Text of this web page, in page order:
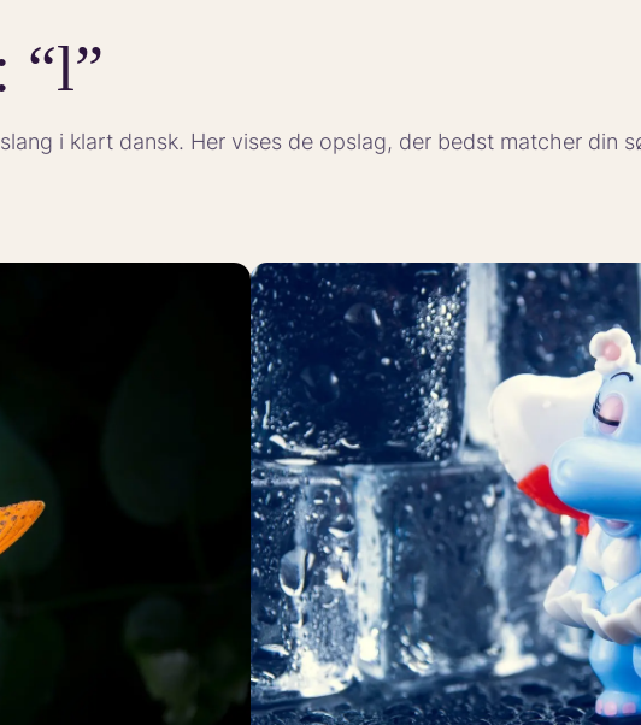
“l”
i klart dansk. Her vises de opslag, der bedst matcher din